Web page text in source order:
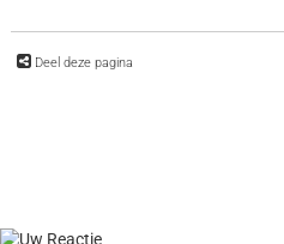
Deel deze pagina